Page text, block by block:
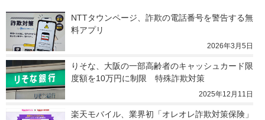
NTTタウンページ、詐欺の電話番号を警告する無
料アプリ
2026年3月5日
りそな、大阪の一部高齢者のキャッシュカード限
度額を10万円に制限　特殊詐欺対策
2025年12月11日
楽天モバイル、業界初「オレオレ詐欺対策保険」